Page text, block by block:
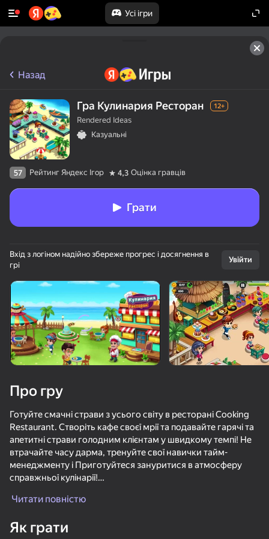
Усі ігри
Поверніть пристрій
Гра працює тільки в горизонтальній
орієнтації
Закусочная 67
Назад
Гра Кулинария Ресторан 12+
Rendered Ideas
Казуальні
57 Рейтинг Яндекс Ігор 4,3 Оцінка гравців
Грати
Вхід з логіном надійно збереже прогрес і досягнення в
грі
Увійти
Про гру
Готуйте смачні страви з усього світу в ресторані Cooking
Restaurant. Створіть кафе своєї мрії та подавайте гарячі та
апетитні страви голодним клієнтам у швидкому темпі! Не
втрачайте часу дарма, тренуйте свої навички тайм-
менеджменту і Приготуйтеся зануритися в атмосферу
справжньої кулінарії!
Особливість:
приготувати!
Читати повністю
Як грати